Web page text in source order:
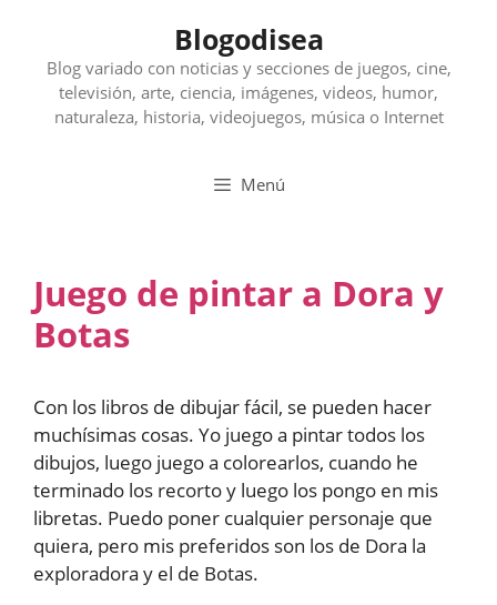
contenido
Blogodisea
Blog variado con noticias y secciones de juegos, cine,
televisión, arte, ciencia, imágenes, videos, humor,
naturaleza, historia, videojuegos, música o Internet
Menú
Juego de pintar a Dora y
Botas
Con los libros de dibujar fácil, se pueden hacer
muchísimas cosas. Yo juego a pintar todos los
dibujos, luego juego a colorearlos, cuando he
terminado los recorto y luego los pongo en mis
libretas. Puedo poner cualquier personaje que
quiera, pero mis preferidos son los de Dora la
exploradora y el de Botas.